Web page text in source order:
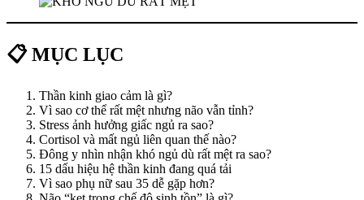
📋 MỤC LỤC
Thần kinh giao cảm là gì?
Vì sao cơ thể rất mệt nhưng não vẫn tỉnh?
Stress ảnh hưởng giấc ngủ ra sao?
Cortisol và mất ngủ liên quan thế nào?
Đông y nhìn nhận khó ngủ dù rất mệt ra sao?
15 dấu hiệu hệ thần kinh đang quá tải
Vì sao phụ nữ sau 35 dễ gặp hơn?